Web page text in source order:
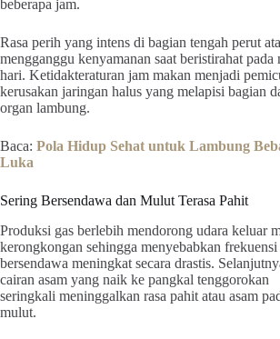
beberapa jam.
Rasa perih yang intens di bagian tengah perut
mengganggu kenyamanan saat beristirahat pada
hari. Ketidakteraturan jam makan menjadi
kerusakan jaringan halus yang melapisi bagian
organ lambung.
Baca: Pola Hidup Sehat untuk Lambung
Luka
Sering Bersendawa dan Mulut Terasa Pahit
Produksi gas berlebih mendorong udara keluar
kerongkongan sehingga menyebabkan frekuensi
bersendawa meningkat secara drastis.
cairan asam yang naik ke pangkal tenggorokan
seringkali meninggalkan rasa pahit atau asam
mulut.